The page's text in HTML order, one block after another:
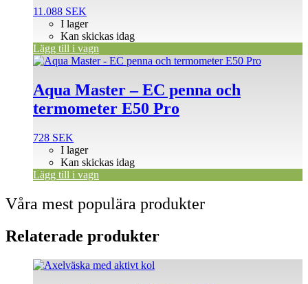
11.088 SEK
I lager
Kan skickas idag
Lägg till i vagn
Aqua Master – EC penna och
termometer E50 Pro
728 SEK
I lager
Kan skickas idag
Lägg till i vagn
Våra mest populära produkter
Relaterade produkter